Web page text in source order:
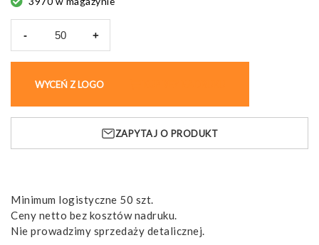
-
Frutox,
w
kształcie
+
WYCEŃ Z LOGO
ZAPYTAJ O PRODUKT
Minimum logistyczne 50 szt.
Ceny netto bez kosztów nadruku.
Nie prowadzimy sprzedaży detalicznej.